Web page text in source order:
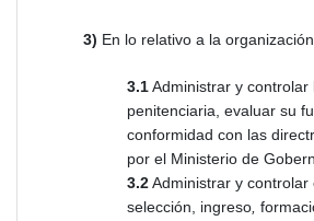
3) En lo relativo a la
3.1Administrar y controlar
penitenciaria, evaluar su
conformidad con las
por el Ministerio de
3.2Administrar y controlar
selección, ingreso